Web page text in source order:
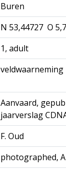
Buren
N 53,44727 O
1, adult
veldwaarneming
Aanvaard,
jaarverslag
F. Oud
photographed,